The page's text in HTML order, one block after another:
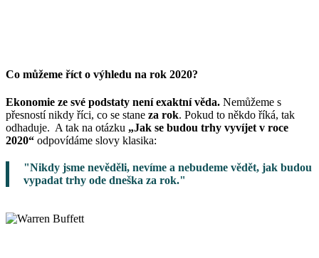
Co můžeme říct o výhledu na rok 2020?
Ekonomie ze své podstaty není exaktní věda. Nemůžeme s
přesností nikdy říci, co se stane za rok. Pokud to někdo říká, tak
odhaduje. A tak na otázku „Jak se budou trhy vyvíjet v roce
2020“ odpovídáme slovy klasika:
"Nikdy jsme nevěděli, nevíme a nebudeme vědět, jak budou
vypadat trhy ode dneška za rok."